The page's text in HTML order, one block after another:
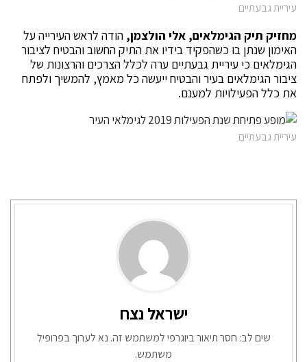
עיריית גבעתיים
מחזיק תיק הגימלאים, אלי הולצמן, הודה לראש העירייה על
האימון שנתן בו כשהפקיד בידיו את התיק החשוב והבטיח לציבור
הגימלאים כי עיריית גבעתיים ערה לכלל הצרכים והרצונות של
ציבור הגימלאים בעיר והבטיח ייעשה כל מאמץ, להמשיך ולפתח
את כלל הפעילויות למענם.
עיריית גבעתיים
ישראל נצח
שים לב: חסר תיאור ביוגרפי למשתמש זה. נא לערוך בפרופיל
משתמש.